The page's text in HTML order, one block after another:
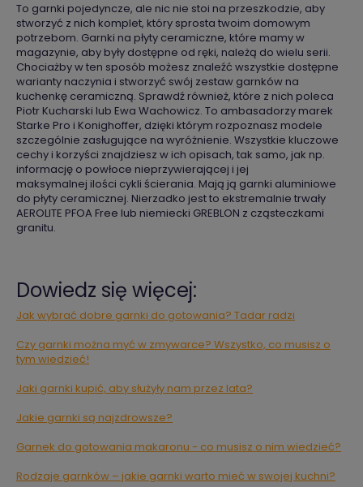
To garnki pojedyncze, ale nic nie stoi na przeszkodzie, aby
stworzyć z nich komplet, który sprosta twoim domowym
potrzebom. Garnki na płyty ceramiczne, które mamy w
magazynie, aby były dostępne od ręki, należą do wielu serii.
Chociażby w ten sposób możesz znaleźć wszystkie dostępne
warianty naczynia i stworzyć swój zestaw garnków na
kuchenkę ceramiczną. Sprawdź również, które z nich poleca
Piotr Kucharski lub Ewa Wachowicz. To ambasadorzy marek
Starke Pro i Konighoffer, dzięki którym rozpoznasz modele
szczególnie zasługujące na wyróżnienie. Wszystkie kluczowe
cechy i korzyści znajdziesz w ich opisach, tak samo, jak np.
informację o powłoce nieprzywierającej i jej
maksymalnej ilości cykli ścierania. Mają ją garnki aluminiowe
do płyty ceramicznej. Nierzadko jest to ekstremalnie trwały
AEROLITE PFOA Free lub niemiecki GREBLON z cząsteczkami
granitu.
Dowiedz się więcej:
Jak wybrać dobre garnki do gotowania? Tadar radzi
Czy garnki można myć w zmywarce? Wszystko, co musisz o
tym wiedzieć!
Jaki garnki kupić, aby służyły nam przez lata?
Jakie garnki są najzdrowsze?
Garnek do gotowania makaronu - co musisz o nim wiedzieć?
Rodzaje garnków – jakie garnki warto mieć w swojej kuchni?